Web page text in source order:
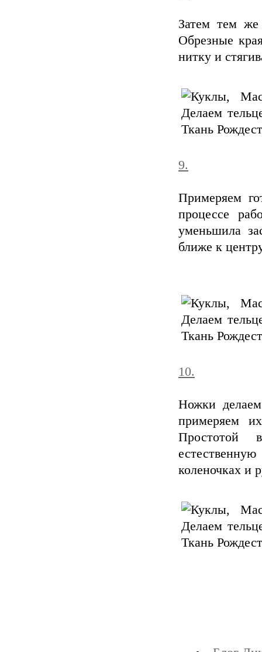
Затем тем же
Обрезные
нитку и
9.
Примеряем
процессе
уменьшила
ближе к
10.
Ножки
примеряем
Простотой
коленочках и